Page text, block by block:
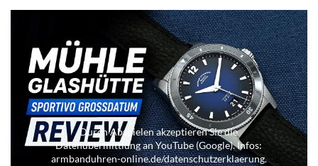
Durch Abspielen akzeptieren Sie die
Datenübermittlung an YouTube (Google). Infos:
armbanduhren-online.de/datenschutzerklaerung.